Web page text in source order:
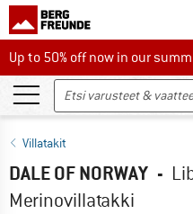
Up to 50% off now in our
Up to 50% off now in our
Villatakit
DALE OF NORWAY -
Merinovillatakki